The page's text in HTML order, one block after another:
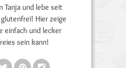
Tanja und lebe seit
glutenfrei! Hier zeige
einfach und lecker
sein kann!